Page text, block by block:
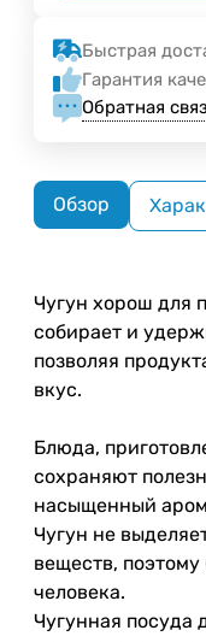
Быстрая
Гарантия
Обратная
Обзор
Чугун хорош для
собирает и
позволяя
вкус.
Блюда,
сохраняют
насыщенный
Чугун не
веществ, поэтому
человека.
Чугунная посуда